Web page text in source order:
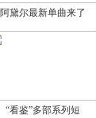
阿黛尔最新单曲来了
“看鉴”多部系列短